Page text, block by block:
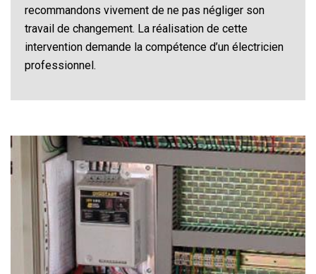
recommandons vivement de ne pas négliger son
travail de changement. La réalisation de cette
intervention demande la compétence d’un électricien
professionnel.